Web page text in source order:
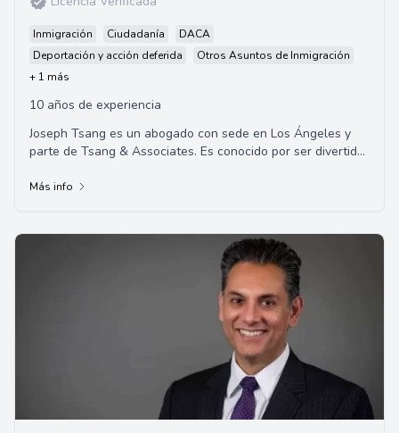
Inmigración Ciudadanía
DACA
Deportación y acción deferida
Otros Asuntos de Inmigración
+ 1 más
10 años de experiencia
Joseph Tsang es un abogado con sede en Los Ángeles y
parte de Tsang & Associates. Es conocido por ser divertido,
Más info